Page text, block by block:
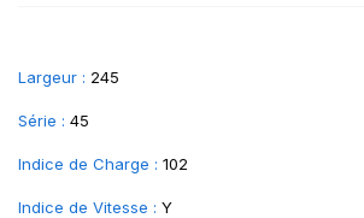
Largeur : 245
Série : 45
Indice de Charge : 102
Indice de Vitesse : Y